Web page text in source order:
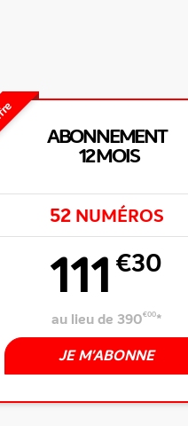
ABONNEMENT
12 MOIS
52 NUMÉROS
111 €30
au lieu de 390€00*
JE M'ABONNE